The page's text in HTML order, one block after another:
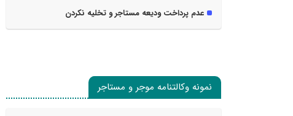
عدم پرداخت ودیعه مستاجر و تخلیه نکردن
نمونه وکالتنامه موجر و مستاجر